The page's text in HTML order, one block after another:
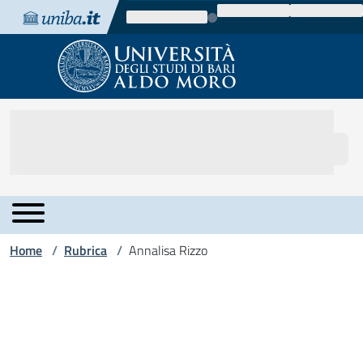
Vai al contenuto
Vai alla navigazione
Vai al footer
Home / Rubrica / Annalisa Rizzo